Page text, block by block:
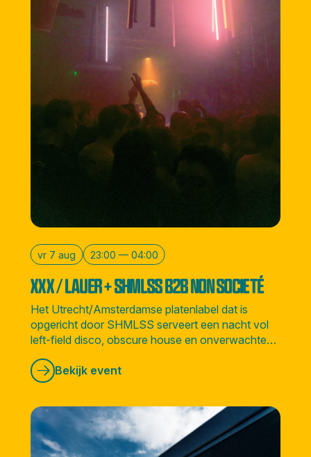
vr 7 aug 23:00 — 04:00
XXX / LAUER + SHMLSS B2B NON SOCIETÉ
Het Utrecht/Amsterdamse platenlabel dat is
opgericht door SHMLSS serveert een nacht vol
left-field disco, obscure house en onverwachte
Bekijk event